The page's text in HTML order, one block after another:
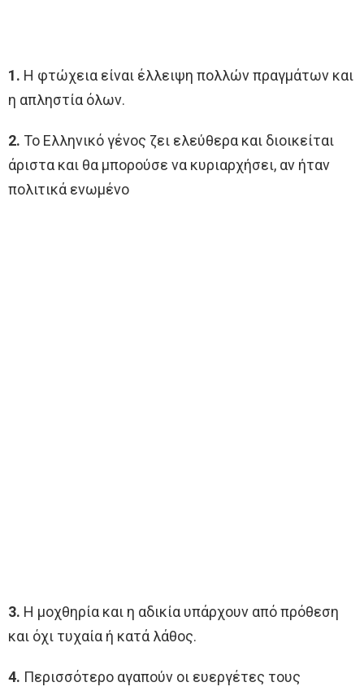
1. Η φτώχεια είναι έλλειψη πολλών πραγμάτων και
η απληστία όλων.
2. Το Ελληνικό γένος ζει ελεύθερα και διοικείται
άριστα και θα μπορούσε να κυριαρχήσει, αν ήταν
πολιτικά ενωμένο
3. Η μοχθηρία και η αδικία υπάρχουν από πρόθεση
και όχι τυχαία ή κατά λάθος.
4. Περισσότερο αγαπούν οι ευεργέτες τους